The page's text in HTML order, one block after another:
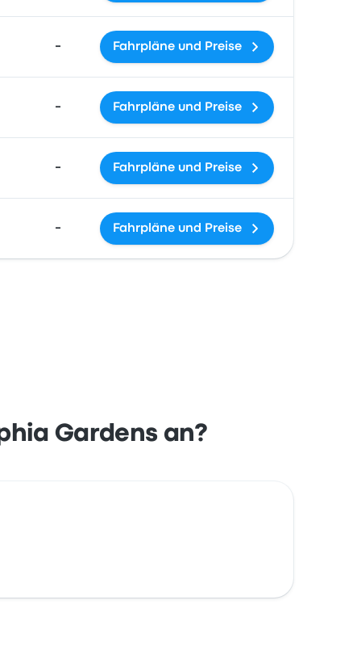
- Fahrpläne und Preise
- Fahrpläne und Preise
- Fahrpläne und Preise
- Fahrpläne und Preise
Gardens an?